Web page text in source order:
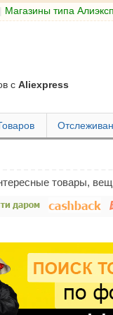
| Магазины типа
с Aliexpress
товары,